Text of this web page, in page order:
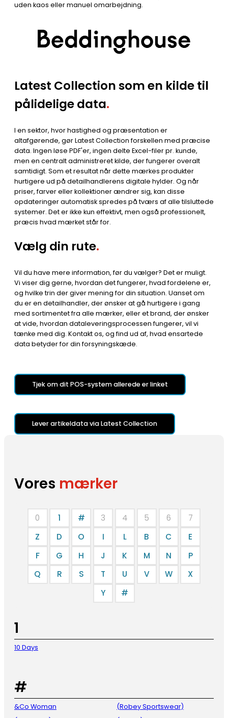
uden kaos eller manuel omarbejdning.
Latest Collection som en kilde til
pålidelige data.
I en sektor, hvor hastighed og præsentation er
altafgørende, gør Latest Collection forskellen med præcise
data. Ingen løse PDF'er, ingen delte Excel-filer pr. kunde,
men en centralt administreret kilde, der fungerer overalt
samtidigt. Som et resultat når dette mærkes produkter
hurtigere ud på detailhandlerens digitale hylder. Og når
priser, farver eller kollektioner ændrer sig, kan disse
opdateringer automatisk spredes på tværs af alle tilsluttede
systemer. Det er ikke kun effektivt, men også professionelt,
præcis hvad mærket står for.
Vælg din rute.
Vil du have mere information, før du vælger? Det er muligt.
Vi viser dig gerne, hvordan det fungerer, hvad fordelene er,
og hvilke trin der giver mening for din situation. Uanset om
du er en detailhandler, der ønsker at gå hurtigere i gang
med sortimentet fra alle mærker, eller et brand, der ønsker
at vide, hvordan dataleveringsprocessen fungerer, vil vi
tænke med dig. Kontakt os, og find ud af, hvad ensartede
data betyder for din forsyningskæde.
Tjek om dit POS-system allerede er linket
Lever artikeldata via Latest Collection
Vores mærker
0 1 # 3 4 5 6
7
Z
D O I L B C
E
F
G H J K M N
P
Q
R S T U V W
X
Y
#
1
10 Days
#
&Co Woman
(Robey Sportswear)